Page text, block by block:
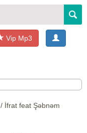
Vip Mp3
/ İfrat feat Şəbnəm